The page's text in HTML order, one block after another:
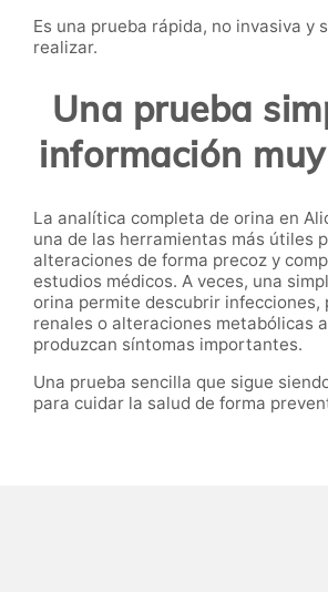
Es una prueba rápida, no invasiva y
realizar.
Una prueba
información
La analítica completa de orina en
una de las herramientas más útiles
alteraciones de forma precoz y
estudios médicos. A veces, una
orina permite descubrir infecciones,
renales o alteraciones metabólicas
produzcan síntomas importantes.
Una prueba sencilla que sigue
para cuidar la salud de forma